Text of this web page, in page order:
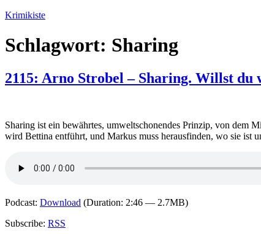
Zum
springen
Krimikiste
Schlagwort: Sharing
2115: Arno Strobel – Sharing. Willst du
Sharing ist ein bewährtes, umweltschonendes Prinzip, von dem
wird Bettina entführt, und Markus muss herausfinden, wo sie ist
Podcast: Download (Duration: 2:46 — 2.7MB)
Subscribe: RSS